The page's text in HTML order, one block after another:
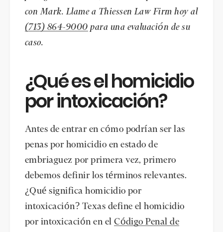
con Mark. Llame a Thiessen Law Firm hoy al
(713) 864-9000 para una evaluación de su
caso.
¿Qué es el homicidio
por intoxicación?
Antes de entrar en cómo podrían ser las
penas por homicidio en estado de
embriaguez por primera vez, primero
debemos definir los términos relevantes.
¿Qué significa homicidio por
intoxicación? Texas define el homicidio
por intoxicación en elCódigo Penal de